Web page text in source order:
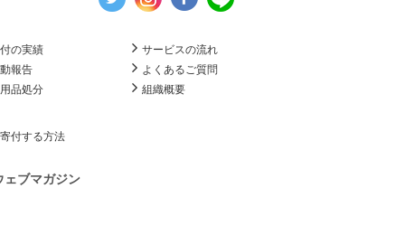
の実績
サービスの流れ
報告
よくあるご質問
品処分
組織概要
付する方法
ェブマガジン